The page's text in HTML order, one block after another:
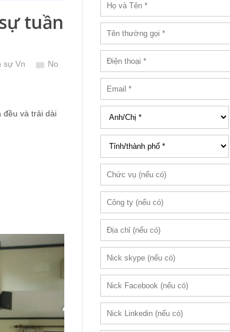
tuần
sự Vn
No
đều và trải dài